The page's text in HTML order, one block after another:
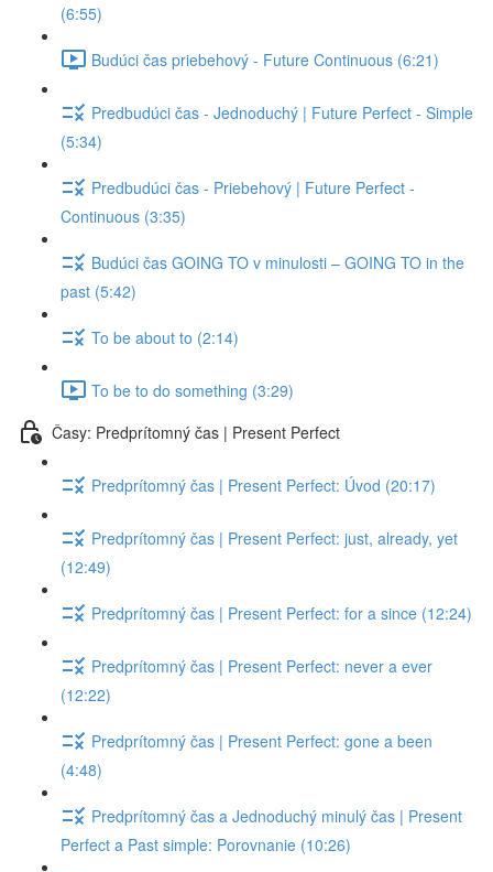
(6:55)
Budúci čas priebehový - Future Continuous (6:21)
Predbudúci čas - Jednoduchý | Future Perfect - Simple
(5:34)
Predbudúci čas - Priebehový | Future Perfect -
Continuous (3:35)
Budúci čas GOING TO v minulosti – GOING TO in the
past (5:42)
To be about to (2:14)
To be to do something (3:29)
Časy: Predprítomný čas | Present Perfect
Predprítomný čas | Present Perfect: Úvod (20:17)
Predprítomný čas | Present Perfect: just, already, yet
(12:49)
Predprítomný čas | Present Perfect: for a since (12:24)
Predprítomný čas | Present Perfect: never a ever
(12:22)
Predprítomný čas | Present Perfect: gone a been
(4:48)
Predprítomný čas a Jednoduchý minulý čas | Present
Perfect a Past simple: Porovnanie (10:26)